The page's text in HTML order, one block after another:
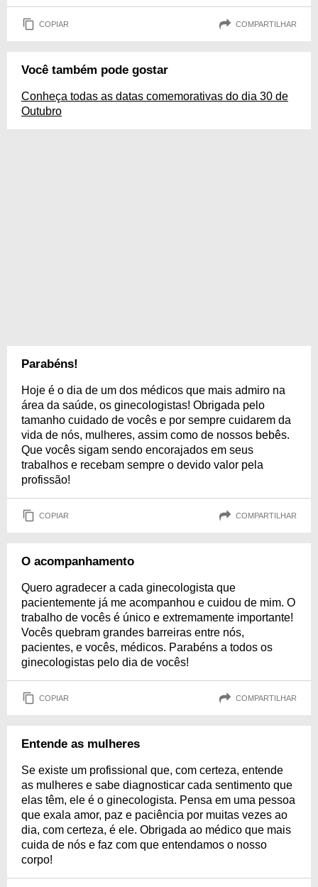
COPIAR COMPARTILHAR
Você também pode gostar
Conheça todas as datas comemorativas do dia 30 de
Outubro
Parabéns!
Hoje é o dia de um dos médicos que mais admiro na
área da saúde, os ginecologistas! Obrigada pelo
tamanho cuidado de vocês e por sempre cuidarem da
vida de nós, mulheres, assim como de nossos bebês.
Que vocês sigam sendo encorajados em seus
trabalhos e recebam sempre o devido valor pela
profissão!
COPIAR COMPARTILHAR
O acompanhamento
Quero agradecer a cada ginecologista que
pacientemente já me acompanhou e cuidou de mim. O
trabalho de vocês é único e extremamente importante!
Vocês quebram grandes barreiras entre nós,
pacientes, e vocês, médicos. Parabéns a todos os
ginecologistas pelo dia de vocês!
COPIAR COMPARTILHAR
Entende as mulheres
Se existe um profissional que, com certeza, entende
as mulheres e sabe diagnosticar cada sentimento que
elas têm, ele é o ginecologista. Pensa em uma pessoa
que exala amor, paz e paciência por muitas vezes ao
dia, com certeza, é ele. Obrigada ao médico que mais
cuida de nós e faz com que entendamos o nosso
corpo!